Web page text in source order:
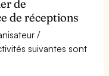
de
de réceptions
/
suivantes sont